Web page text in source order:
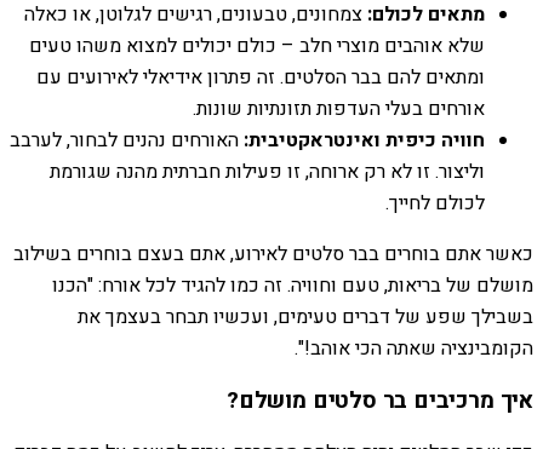
מתאים לכולם: צמחונים, טבעונים, רגישים לגלוטן, או כאלה
שלא אוהבים מוצרי חלב – כולם יכולים למצוא משהו טעים
ומתאים להם בבר הסלטים. זה פתרון אידיאלי לאירועים עם
אורחים בעלי העדפות תזונתיות שונות.
חוויה כיפית ואינטראקטיבית: האורחים נהנים לבחור, לערבב
וליצור. זו לא רק ארוחה, זו פעילות חברתית מהנה שגורמת
לכולם לחייך.
כאשר אתם בוחרים בבר סלטים לאירוע, אתם בעצם בוחרים בשילוב
מושלם של בריאות, טעם וחוויה. זה כמו להגיד לכל אורח: "הכנו
בשבילך שפע של דברים טעימים, ועכשיו תבחר בעצמך את
הקומבינציה שאתה הכי אוהב!".
איך מרכיבים בר סלטים מושלם?